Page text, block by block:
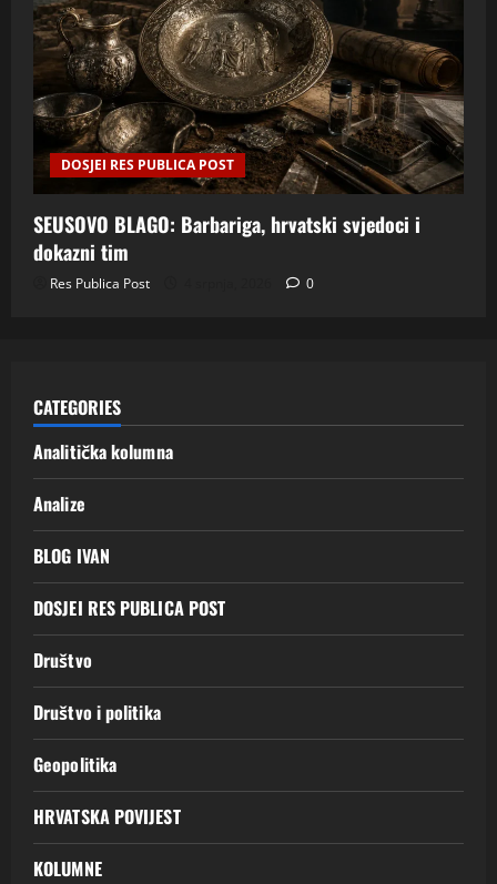
DOSJEI RES PUBLICA POST
SEUSOVO BLAGO: Barbariga, hrvatski svjedoci i
dokazni tim
Res Publica Post 0
CATEGORIES
Analitička kolumna
Analize
BLOG IVAN
DOSJEI RES PUBLICA POST
Društvo
Društvo i politika
Geopolitika
HRVATSKA POVIJEST
KOLUMNE